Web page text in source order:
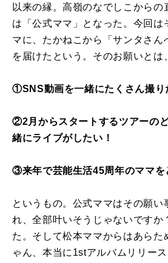
以来の縁。高嶺のなでしこからの
は「公式ママ」となった。今回は
マに、たかねこから「サンタさん
を届けたという。そのお願いとは、
①SNS動画を一緒にたくさん撮
②2月からスタートするツアーの
緒にライブがしたい！
③来年で芸能生活45周年のママを
というもの。公式ママはその願い
れ、全部叶いそうじゃないですか
た。そして松本ママからはあらた
ゃん、本当に1stアルバムリリー